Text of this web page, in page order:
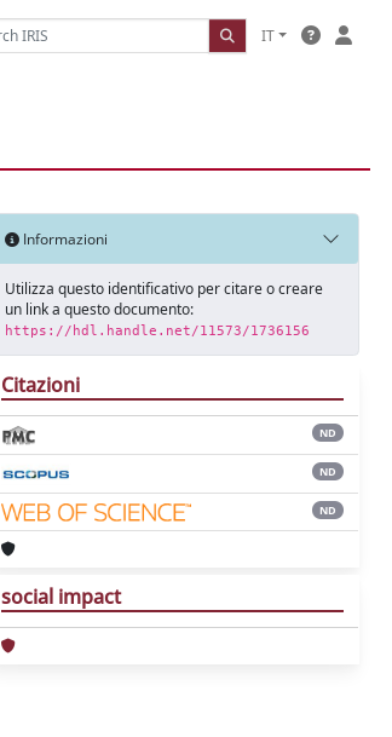
IT
Informazioni
Utilizza questo identificativo per citare o creare
un link a questo documento:
https://hdl.handle.net/11573/1736156
Citazioni
ND
ND
ND
social impact